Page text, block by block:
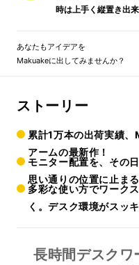
時は上手く縦置き出
あなたもアイデアを
Makuakeに出してみませんか？
ストーリー
累計1万本の出荷実績
アームの最新作！
モニター配置を、その
思い通りの位置に止ま
多彩な使い方でワーク
く。デスク環境がスッ
長時間デスクワ